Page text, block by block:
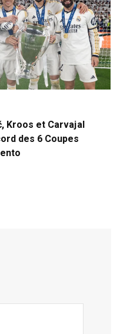
Kroos et Carvajal
des 6 Coupes